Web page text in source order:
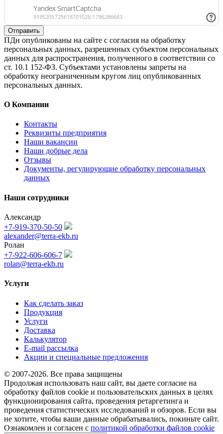
Отправить
ПДн опубликованы на сайте с согласия на обработку
персональных данных, разрешенных субъектом персональных
данных для распространения, полученного в соответствии со
ст. 10.1 152-ФЗ. Субъектами установлены запреты на
обработку неограниченным кругом лиц опубликованных
персональных данных.
О Компании
Контакты
Реквизиты предприятия
Наши вакансии
Наши добрые дела
Отзывы
Документы, регулирующие обработку персональных
данных
Наши сотрудники
Александр
+7-919-370-50-50
alexander@terra-ekb.ru
Ролан
+7-922-606-606-7
rolan@terra-ekb.ru
Услуги
Как сделать заказ
Продукция
Услуги
Доставка
Калькулятор
E-mail рассылка
Акции и специальные предложения
© 2007-2026. Все права защищены
Продолжая использовать наш сайт, вы даете согласие на
обработку файлов cookie и пользовательских данных в целях
функционирования сайта, проведения ретаргетинга и
проведения статистических исследований и обзоров. Если вы
не хотите, чтобы ваши данные обрабатывались, покиньте сайт.
Ознакомлен и согласен с политикой обработки файлов cookie